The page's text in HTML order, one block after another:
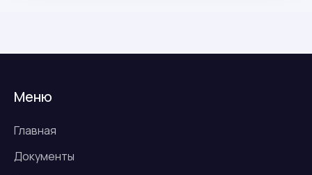
Меню
Главная
Документы